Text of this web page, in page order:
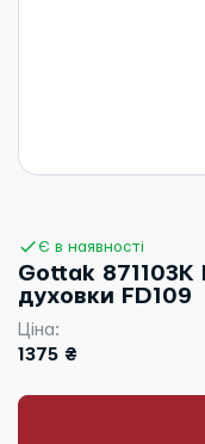
Є в наявності
Gottak
духовки FD109
Ціна:
1375 ₴